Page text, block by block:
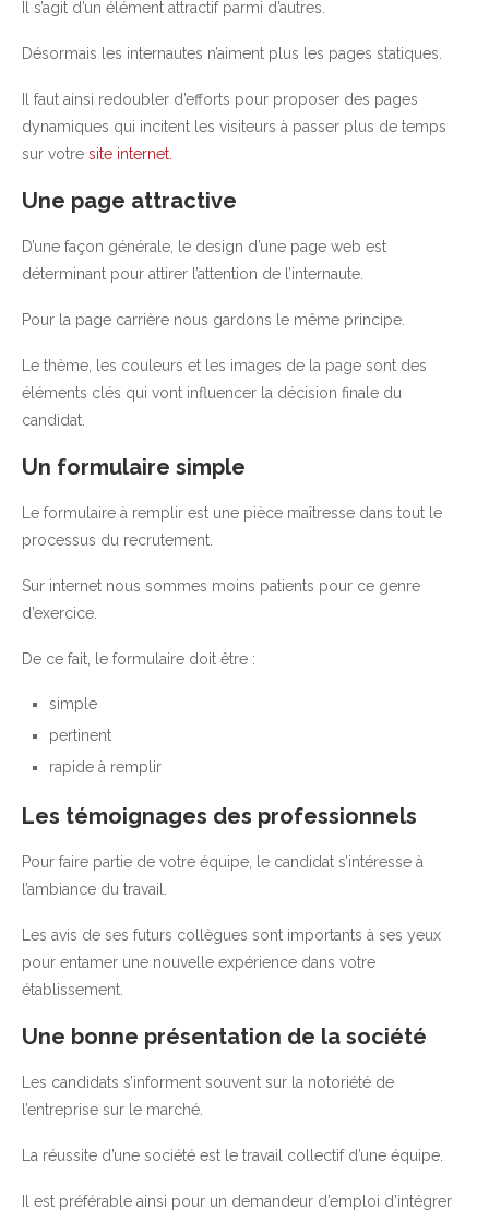
Il s’agit d’un élément attractif parmi d’autres.
Désormais les internautes n’aiment plus les pages statiques.
Il faut ainsi redoubler d’efforts pour proposer des pages
dynamiques qui incitent les visiteurs à passer plus de temps
sur votre site internet
Une page attractive
D’une façon générale, le design d’une page web est
déterminant pour attirer l’attention de l’internaute.
Pour la page carrière nous gardons le même principe.
Le thème, les couleurs et les images de la page sont des
éléments clés qui vont influencer la décision finale du
candidat.
Un formulaire simple
Le formulaire à remplir est une pièce maîtresse dans tout le
processus du recrutement.
Sur internet nous sommes moins patients pour ce genre
d’exercice.
De ce fait, le formulaire doit être :
simple
pertinent
rapide à remplir
Les témoignages des professionnels
Pour faire partie de votre équipe, le candidat s’intéresse à
l’ambiance du travail.
Les avis de ses futurs collègues sont importants à ses yeux
pour entamer une nouvelle expérience dans votre
établissement.
Une bonne présentation de la société
Les candidats s’informent souvent sur la notoriété de
l’entreprise sur le marché.
La réussite d’une société est le travail collectif d’une équipe.
Il est préférable ainsi pour un demandeur d’emploi d’intégrer